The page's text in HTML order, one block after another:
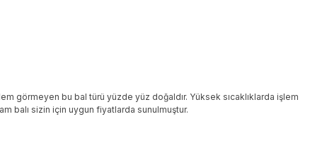
görmeyen bu bal türü yüzde yüz doğaldır. Yüksek sıcaklıklarda işlem
balı sizin için uygun fiyatlarda sunulmuştur.